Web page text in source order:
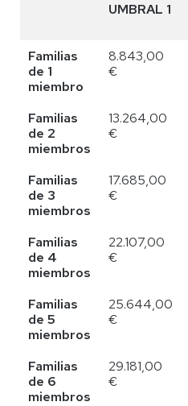
UMBRAL 1
Familias
de 1
miembro
8.843,00
€
Familias
de 2
miembros
13.264,00
€
Familias
de 3
miembros
17.685,00
€
Familias
de 4
miembros
22.107,00
€
Familias
de 5
miembros
25.644,00
€
Familias
de 6
miembros
29.181,00
€